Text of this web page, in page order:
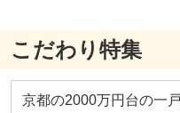
こだわり特集
京都の2000万円台の一